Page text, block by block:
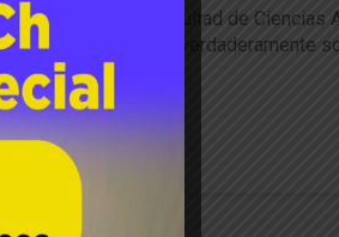
Vegetal y de la Facultad de Ciencias
el 10% de ellas son verdaderamente